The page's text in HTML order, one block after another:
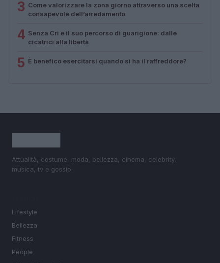
3 Come valorizzare la zona giorno attraverso una scelta
consapevole dell’arredamento
4 Senza Cri e il suo percorso di guarigione: dalle
cicatrici alla libertà
5 È benefico esercitarsi quando si ha il raffreddore?
Attualità, costume, moda, bellezza, cinema, celebrity,
musica, tv e gossip.
Lifestyle
Bellezza
Fitness
People